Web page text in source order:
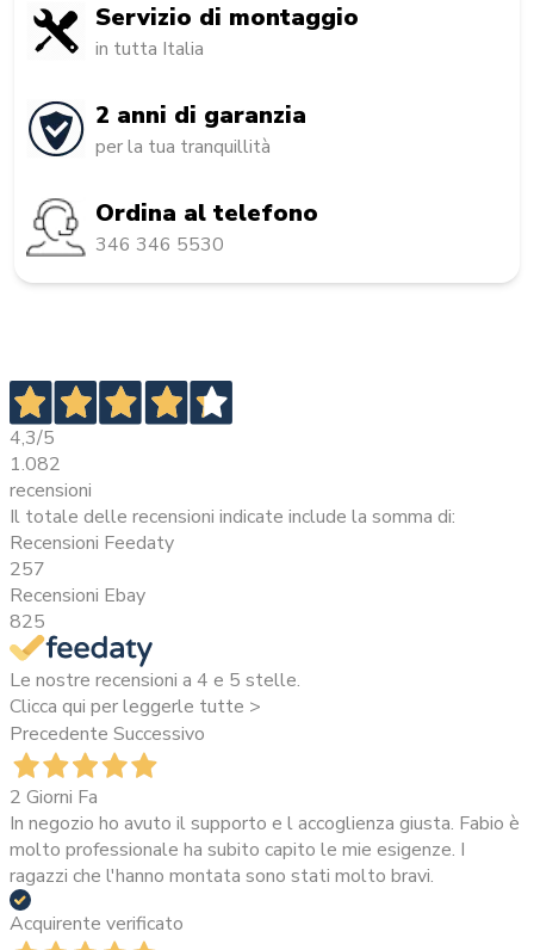
Servizio di montaggio
in tutta Italia
2 anni di garanzia
per la tua tranquillità
Ordina al telefono
346 346 5530
4,3/5
1.082
recensioni
Il totale delle recensioni indicate include la somma di:
Recensioni Feedaty
257
Recensioni Ebay
825
Le nostre recensioni a 4 e 5 stelle.
Clicca qui per leggerle tutte >
Precedente Successivo
2 Giorni Fa
In negozio ho avuto il supporto e l accoglienza giusta. Fabio è
molto professionale ha subito capito le mie esigenze. I
ragazzi che l'hanno montata sono stati molto bravi.
Acquirente verificato